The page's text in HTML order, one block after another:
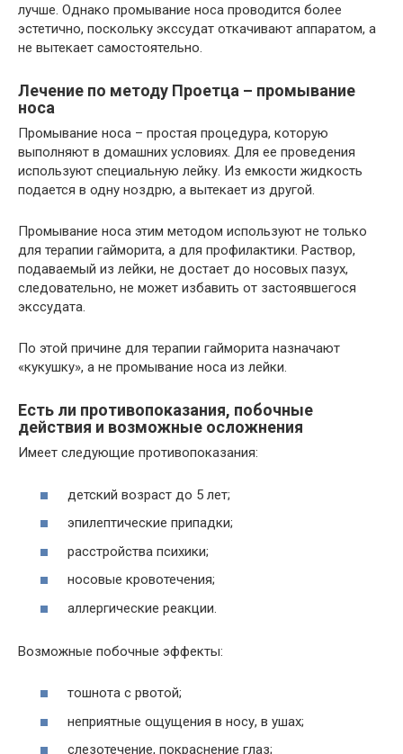
лучше. Однако промывание носа проводится более
эстетично, поскольку экссудат откачивают аппаратом, а
не вытекает самостоятельно.
Лечение по методу Проетца – промывание
носа
Промывание носа – простая процедура, которую
выполняют в домашних условиях. Для ее проведения
используют специальную лейку. Из емкости жидкость
подается в одну ноздрю, а вытекает из другой.
Промывание носа этим методом используют не только
для терапии гайморита, а для профилактики. Раствор,
подаваемый из лейки, не достает до носовых пазух,
следовательно, не может избавить от застоявшегося
экссудата.
По этой причине для терапии гайморита назначают
«кукушку», а не промывание носа из лейки.
Есть ли противопоказания, побочные
действия и возможные осложнения
Имеет следующие противопоказания:
детский возраст до 5 лет;
эпилептические припадки;
расстройства психики;
носовые кровотечения;
аллергические реакции.
Возможные побочные эффекты:
тошнота с рвотой;
неприятные ощущения в носу, в ушах;
слезотечение, покраснение глаз;